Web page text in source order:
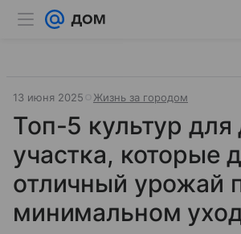
13 июня 2025 Жизнь за городом
Топ-5 культур для
участка, которые
отличный урожай
минимальном